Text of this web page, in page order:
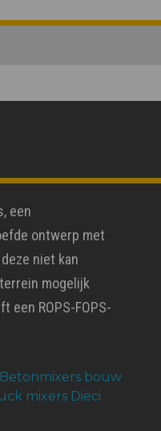
een
ontwerp met
niet kan
mogelijk
een ROPS-FOPS-